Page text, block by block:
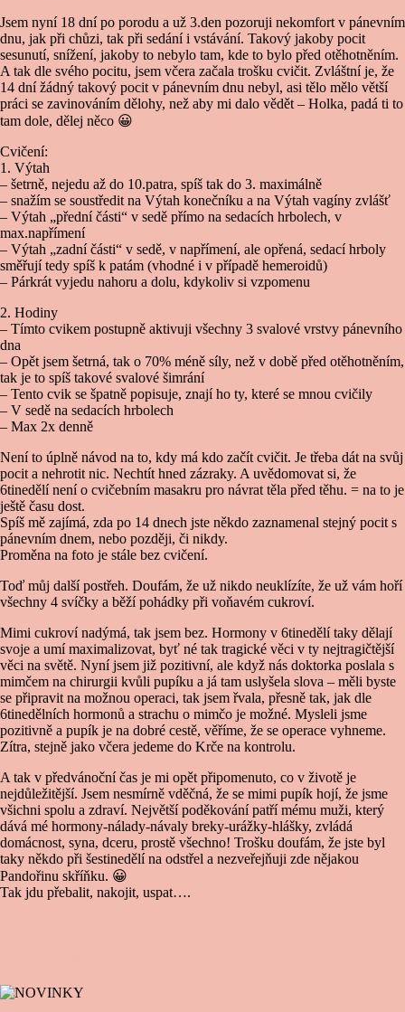
Jsem nyní 18 dní po porodu a už 3.den pozoruji nekomfort v pánevním
dnu, jak při chůzi, tak při sedání i vstávání. Takový jakoby pocit
sesunutí, snížení, jakoby to nebylo tam, kde to bylo před otěhotněním.
A tak dle svého pocitu, jsem včera začala trošku cvičit. Zvláštní je, že
14 dní žádný takový pocit v pánevním dnu nebyl, asi tělo mělo větší
práci se zavinováním dělohy, než aby mi dalo vědět – Holka, padá ti to
tam dole, dělej něco 😀
Cvičení:
1. Výtah
– šetrně, nejedu až do 10.patra, spíš tak do 3. maximálně
– snažím se soustředit na Výtah konečníku a na Výtah vagíny zvlášť
– Výtah „přední části“ v sedě přímo na sedacích hrbolech, v
max.napřímení
– Výtah „zadní části“ v sedě, v napřímení, ale opřená, sedací hrboly
směřují tedy spíš k patám (vhodné i v případě hemeroidů)
– Párkrát vyjedu nahoru a dolu, kdykoliv si vzpomenu
2. Hodiny
– Tímto cvikem postupně aktivuji všechny 3 svalové vrstvy pánevního
dna
– Opět jsem šetrná, tak o 70% méně síly, než v době před otěhotněním,
tak je to spíš takové svalové šimrání
– Tento cvik se špatně popisuje, znají ho ty, které se mnou cvičily
– V sedě na sedacích hrbolech
– Max 2x denně
Není to úplně návod na to, kdy má kdo začít cvičit. Je třeba dát na svůj
pocit a nehrotit nic. Nechtít hned zázraky. A uvědomovat si, že
6tinedělí není o cvičebním masakru pro návrat těla před těhu. = na to je
ještě času dost.
Spíš mě zajímá, zda po 14 dnech jste někdo zaznamenal stejný pocit s
pánevním dnem, nebo později, či nikdy.
Proměna na foto je stále bez cvičení.
Toď můj další postřeh. Doufám, že už nikdo neuklízíte, že už vám hoří
všechny 4 svíčky a běží pohádky při voňavém cukroví.
Mimi cukroví nadýmá, tak jsem bez. Hormony v 6tinedělí taky dělají
svoje a umí maximalizovat, byť né tak tragické věci v ty nejtragičtější
věci na světě. Nyní jsem již pozitivní, ale když nás doktorka poslala s
mimčem na chirurgii kvůli pupíku a já tam uslyšela slova – měli byste
se připravit na možnou operaci, tak jsem řvala, přesně tak, jak dle
6tinedělních hormonů a strachu o mimčo je možné. Mysleli jsme
pozitivně a pupík je na dobré cestě, věříme, že se operace vyhneme.
Zítra, stejně jako včera jedeme do Krče na kontrolu.
A tak v předvánoční čas je mi opět připomenuto, co v životě je
nejdůležitější. Jsem nesmírně vděčná, že se mimi pupík hojí, že jsme
všichni spolu a zdraví. Největší poděkování patří mému muži, který
dává mé hormony-nálady-návaly breky-urážky-hlášky, zvládá
domácnost, syna, dceru, prostě všechno! Trošku doufám, že jste byl
taky někdo při šestinedělí na odstřel a nezveřejňuji zde nějakou
Pandořinu skříňku. 😀
Tak jdu přebalit, nakojit, uspat….